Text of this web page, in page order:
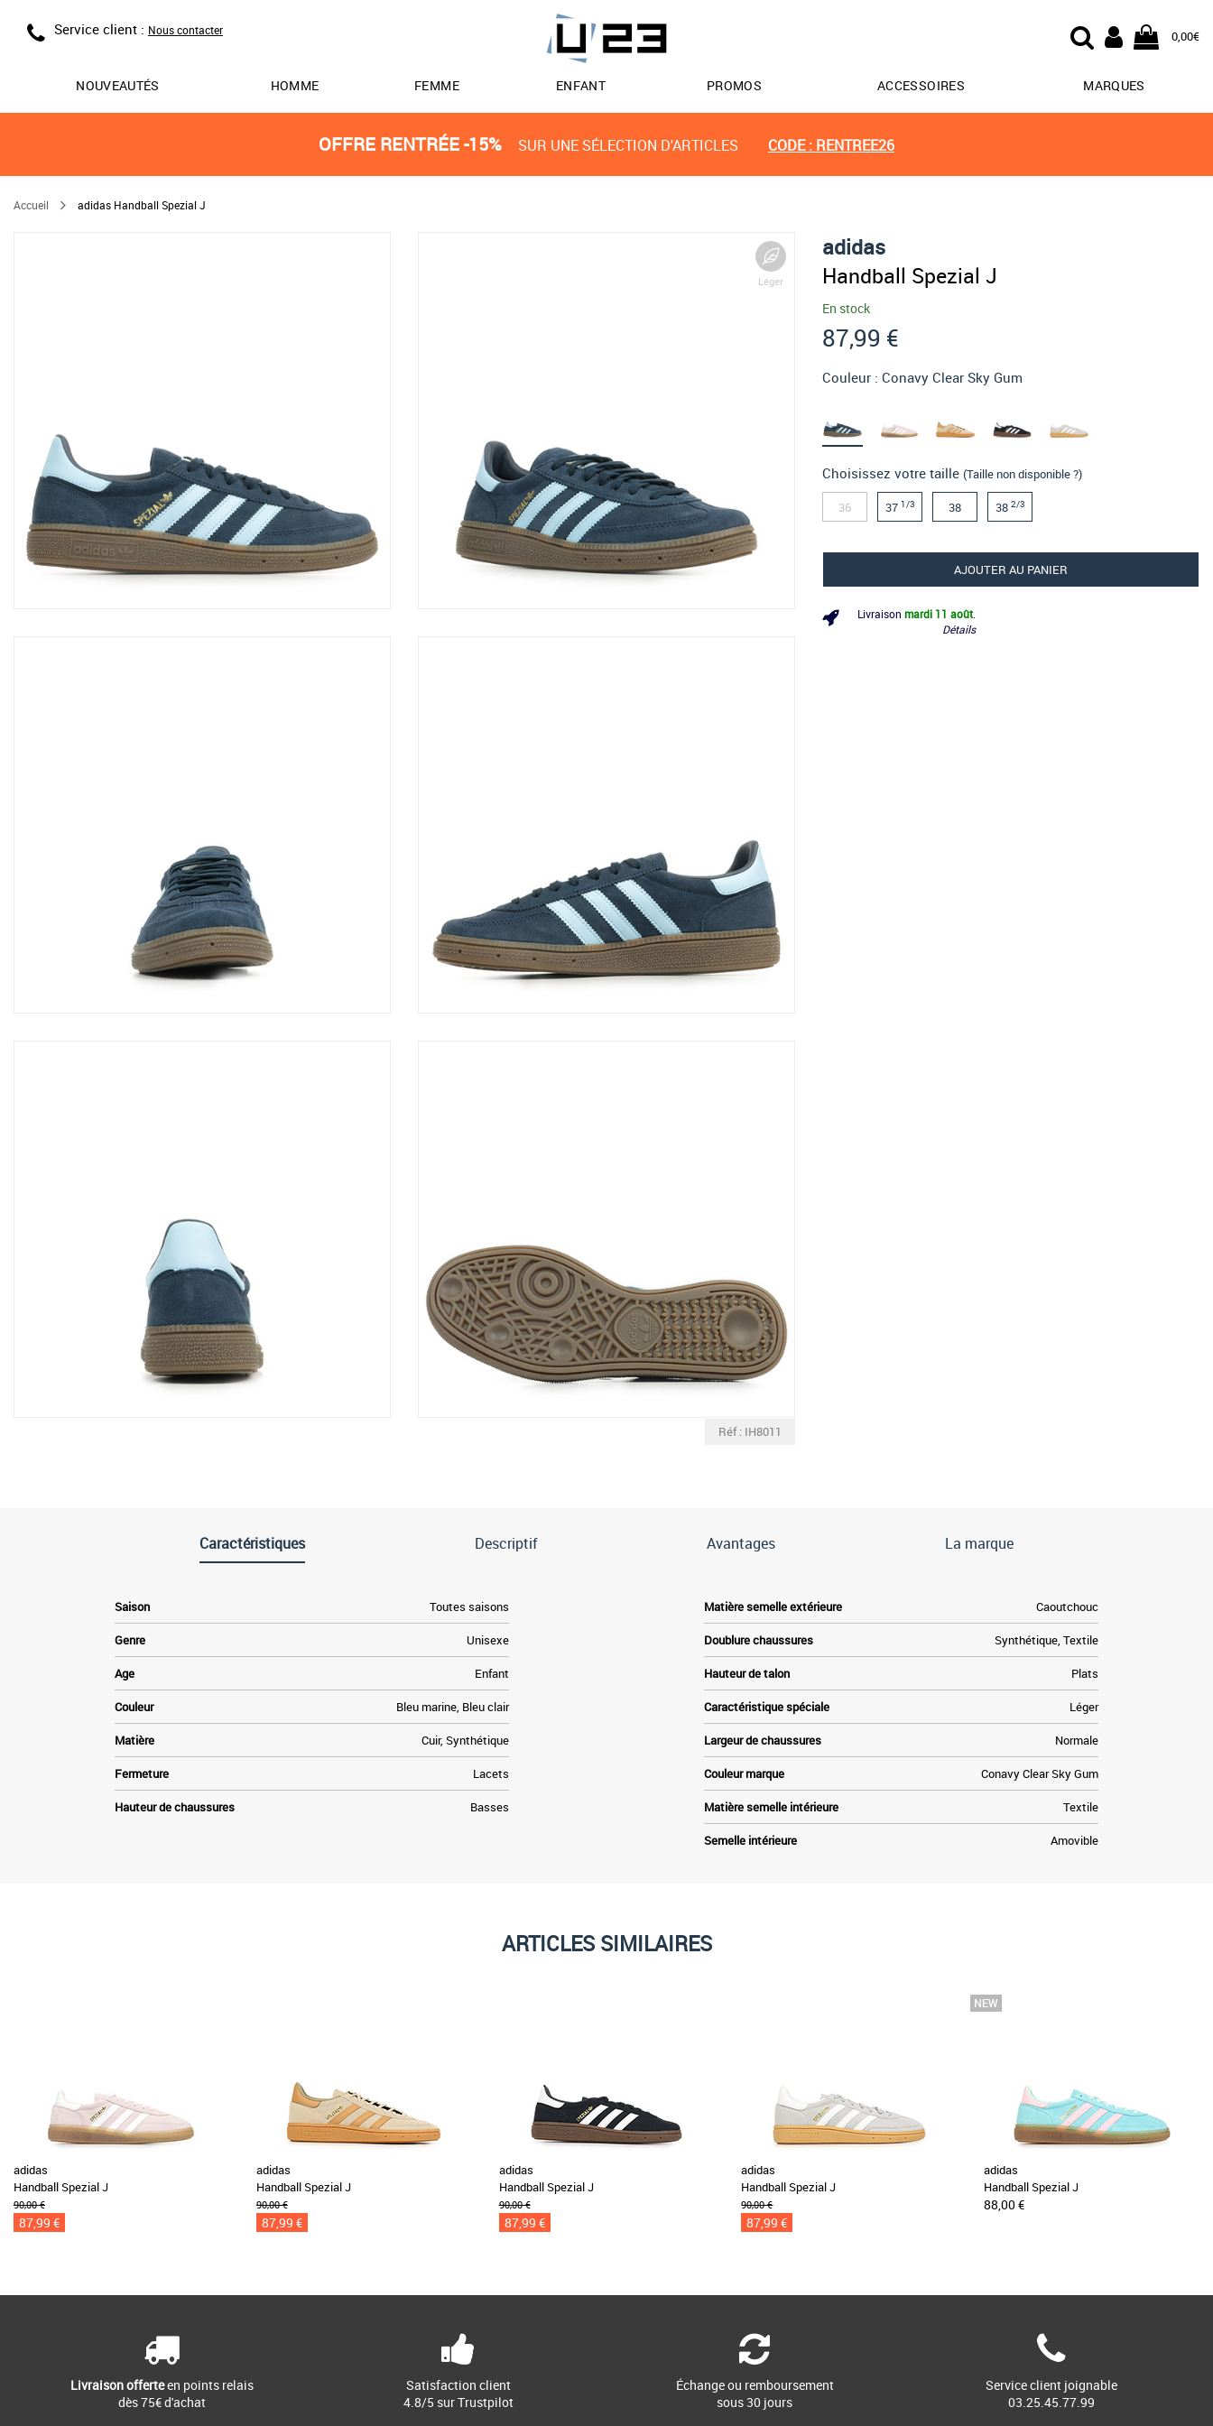
Service client : Nous contacter 0,00€
NOUVEAUTÉS HOMME FEMME ENFANT PROMOS ACCESSOIRES MARQUES
OFFRE RENTRÉE -15% SUR UNE SÉLECTION D'ARTICLES CODE : RENTREE26
Accueil adidas Handball Spezial J
Léger
Réf : IH8011
adidas
Handball Spezial J
En stock
87,99 €
Couleur : Conavy Clear Sky Gum
Choisissez votre taille (Taille non disponible ?)
36 37 1/3 38 38 2/3
AJOUTER AU PANIER
Livraison mardi 11 août
Détails
Caractéristiques Descriptif Avantages La marque
Saison Toutes saisons
Genre Unisexe
Age Enfant
Couleur Bleu marine, Bleu clair
Matière Cuir, Synthétique
Fermeture Lacets
Hauteur de chaussures Basses
Matière semelle extérieure Caoutchouc
Doublure chaussures Synthétique, Textile
Hauteur de talon Plats
Caractéristique spéciale Léger
Largeur de chaussures Normale
Couleur marque Conavy Clear Sky Gum
Matière semelle intérieure Textile
Semelle intérieure Amovible
ARTICLES SIMILAIRES
adidas
Handball Spezial J
90,00 €
87,99 €
adidas
Handball Spezial J
90,00 €
87,99 €
adidas
Handball Spezial J
90,00 €
87,99 €
adidas
Handball Spezial J
90,00 €
87,99 €
adidas
Handball Spezial J
88,00 €
Livraison offerteen points relais
dès 75€ d'achat
Satisfaction client
4.8/5 sur Trustpilot
Échange ou remboursement
sous 30 jours
Service client joignable
03.25.45.77.99